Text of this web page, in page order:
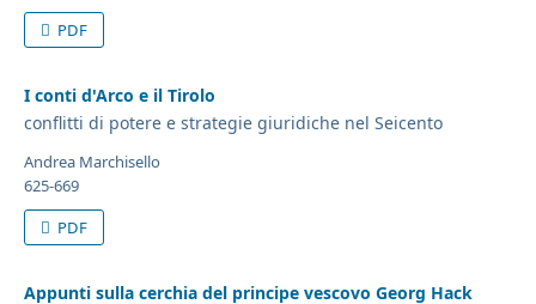
PDF
I conti d'Arco e il Tirolo
conflitti di potere e strategie giuridiche nel Seicento
Andrea Marchisello
625-669
PDF
Appunti sulla cerchia del principe vescovo Georg Hack